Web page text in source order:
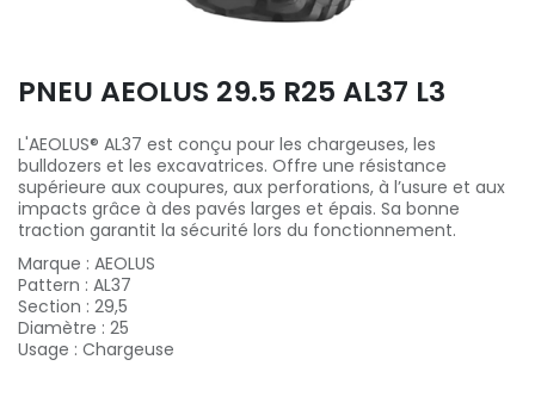
PNEU AEOLUS 29.5 R25 AL37 L3
L'AEOLUS® AL37 est conçu pour les chargeuses, les
bulldozers et les excavatrices. Offre une résistance
supérieure aux coupures, aux perforations, à l’usure et aux
impacts grâce à des pavés larges et épais. Sa bonne
traction garantit la sécurité lors du fonctionnement.
Marque : AEOLUS
Pattern : AL37
Section : 29,5
Diamètre : 25
Usage : Chargeuse